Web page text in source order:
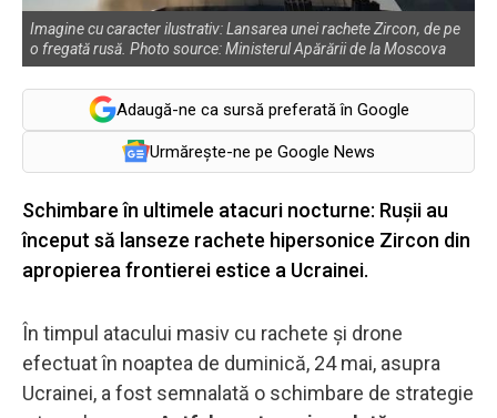
Imagine cu caracter ilustrativ: Lansarea unei rachete Zircon, de pe
o fregată rusă. Photo source: Ministerul Apărării de la Moscova
Adaugă-ne ca sursă preferată în Google
Urmărește-ne pe Google News
Schimbare în ultimele atacuri nocturne: Rușii au
început să lanseze rachete hipersonice Zircon din
apropierea frontierei estice a Ucrainei.
În timpul atacului masiv cu rachete și drone
efectuat în noaptea de duminică, 24 mai, asupra
Ucrainei, a fost semnalată o schimbare de strategie